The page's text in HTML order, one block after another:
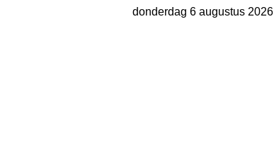
donderdag 6 augustus 2026